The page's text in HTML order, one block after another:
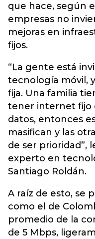
que hace, según
empresas no
mejoras en
fijos.
“La gente está
tecnología móvil,
fija. Una familia
tener internet fijo
datos, entonces
masifican y las
de ser prioridad”,
experto en
Santiago Roldán.
A raíz de esto, se
como el de
promedio de la
de 5 Mbps,